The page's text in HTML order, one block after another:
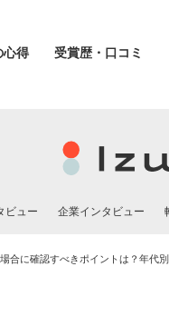
心得 受賞歴・口コミ
ビュー 企業インタビュー
合に確認すべきポイントは？年代